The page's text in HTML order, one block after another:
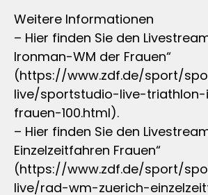
Weitere Informationen
– Hier finden Sie den
Ironman-WM der Frauen“
(https://www.zdf.de/sport/
live/sportstudio-live-
frauen-100.html).
– Hier finden Sie den
Einzelzeitfahren Frauen“
(https://www.zdf.de/sport/
live/rad-wm-zuerich-